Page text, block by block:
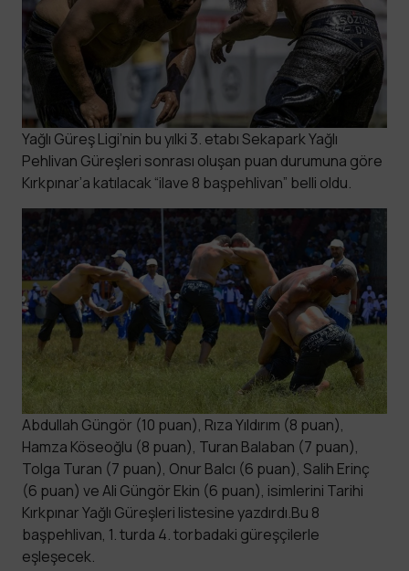
Yağlı Güreş Ligi’nin bu yılki 3. etabı Sekapark Yağlı
Pehlivan Güreşleri sonrası oluşan puan durumuna göre
Kırkpınar’a katılacak “ilave 8 başpehlivan” belli oldu.
Abdullah Güngör (10 puan), Rıza Yıldırım (8 puan),
Hamza Köseoğlu (8 puan), Turan Balaban (7 puan),
Tolga Turan (7 puan), Onur Balcı (6 puan), Salih Erinç
(6 puan) ve Ali Güngör Ekin (6 puan), isimlerini Tarihi
Kırkpınar Yağlı Güreşleri listesine yazdırdı.Bu 8
başpehlivan, 1. turda 4. torbadaki güreşçilerle
eşleşecek.